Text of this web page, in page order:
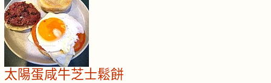
太陽蛋咸牛芝士鬆餅